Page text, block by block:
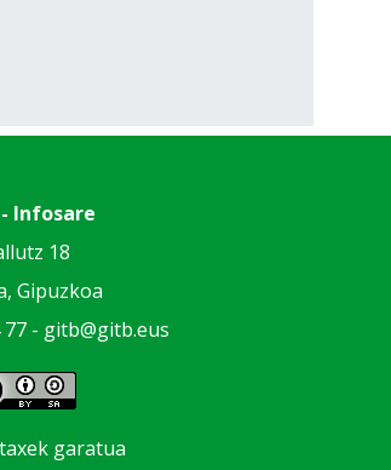
Infosare
18
Gipuzkoa
- gitb@gitb.eus
garatua